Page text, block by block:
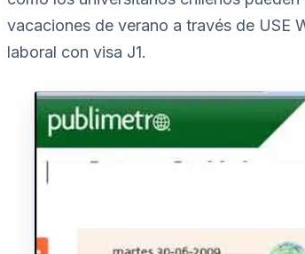
vacaciones de verano a través de USE
laboral con visa J1.